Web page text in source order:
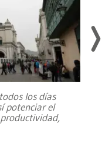
los días
potenciar el